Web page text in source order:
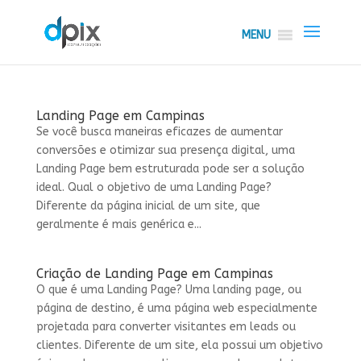
MENU
Landing Page em Campinas
Se você busca maneiras eficazes de aumentar
conversões e otimizar sua presença digital, uma
Landing Page bem estruturada pode ser a solução
ideal. Qual o objetivo de uma Landing Page?
Diferente da página inicial de um site, que
geralmente é mais genérica e...
Criação de Landing Page em Campinas
O que é uma Landing Page? Uma landing page, ou
página de destino, é uma página web especialmente
projetada para converter visitantes em leads ou
clientes. Diferente de um site, ela possui um objetivo